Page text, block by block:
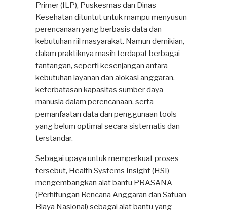
Primer (ILP), Puskesmas dan Dinas
Kesehatan dituntut untuk mampu menyusun
perencanaan yang berbasis data dan
kebutuhan riil masyarakat. Namun demikian,
dalam praktiknya masih terdapat berbagai
tantangan, seperti kesenjangan antara
kebutuhan layanan dan alokasi anggaran,
keterbatasan kapasitas sumber daya
manusia dalam perencanaan, serta
pemanfaatan data dan penggunaan tools
yang belum optimal secara sistematis dan
terstandar.
Sebagai upaya untuk memperkuat proses
tersebut, Health Systems Insight (HSI)
mengembangkan alat bantu PRASANA
(Perhitungan Rencana Anggaran dan Satuan
Biaya Nasional) sebagai alat bantu yang